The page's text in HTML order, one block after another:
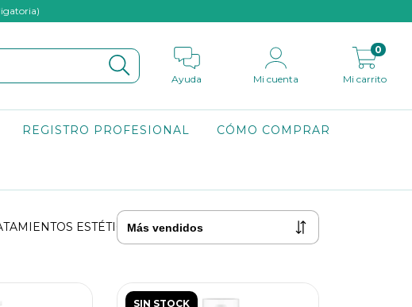
Ayuda Mi cuenta Mi carrito
0
REGISTRO PROFESIONAL CÓMO COMPRAR
ESTÉTICOS
SIN STOCK